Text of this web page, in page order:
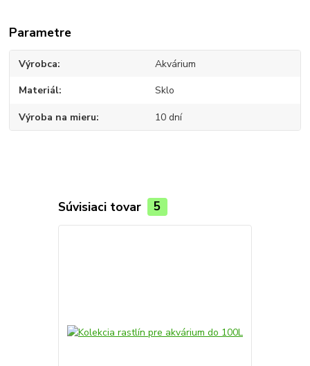
Parametre
Výrobca Akvárium
Materiál Sklo
Výroba na mieru 10 dní
Súvisiaci tovar 5